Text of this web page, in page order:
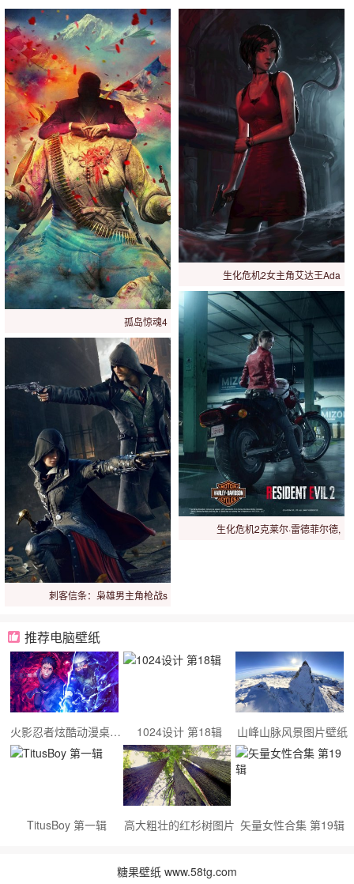
孤岛惊魂4
生化危机2女主角艾达王Ada
生化危机2克莱尔·雷德菲尔德,
刺客信条：枭雄男主角枪战s
推荐电脑壁纸
火影忍者炫酷动漫桌面壁纸 1024设计 第18辑 山峰山脉风景图片壁纸
TitusBoy 第一辑 高大粗壮的红杉树图片 矢量女性合集 第19辑
糖果壁纸 www.58tg.com